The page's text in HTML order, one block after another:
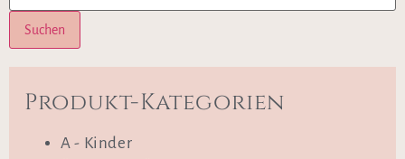
Suchen
Produkt-Kategorien
A - Kinder